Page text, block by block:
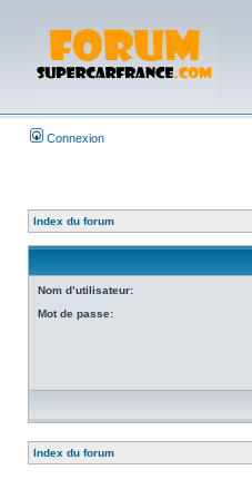
Connexion
Index du forum
Nom d’utilisateur:
Mot de passe:
Index du forum